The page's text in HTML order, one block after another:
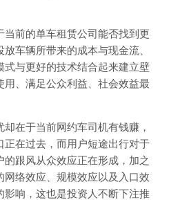
前的单车租赁公司能否找到更
车辆所带来的成本与现金流、
式与更好的技术结合起来建立壁
、满足公众利益、社会效益最
在于当前网约车司机有钱赚，
在过去，而用户短途出行对于
跟风从众效应正在形成，加之
络效应、规模效应以及入口效
响，这也是投资人不断下注推